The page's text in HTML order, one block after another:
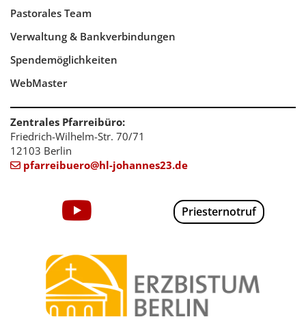
Pastorales Team
Verwaltung & Bankverbindungen
Spendemöglichkeiten
WebMaster
Zentrales Pfarreibüro:
Friedrich-Wilhelm-Str. 70/71
12103 Berlin
 pfarreibuero@hl-johannes23.de
Priesternotruf